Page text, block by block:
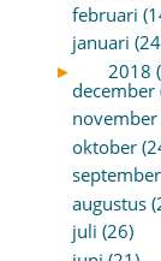
februari
januari
►
2018
december
november
oktober
augustus
juli (26)